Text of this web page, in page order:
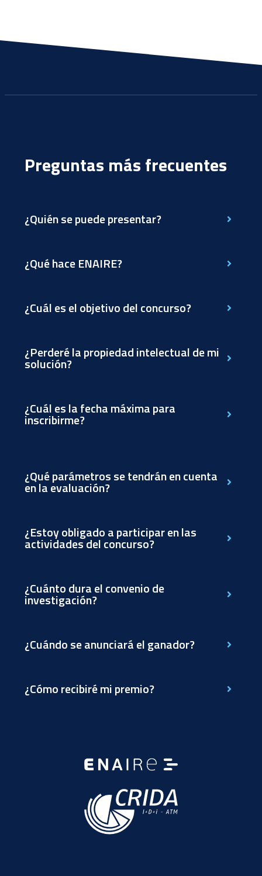
Preguntas más frecuentes
¿Quién se puede presentar?
¿Qué hace ENAIRE?
¿Cuál es el objetivo del concurso?
¿Perderé la propiedad intelectual de mi
solución?
¿Cuál es la fecha máxima para
inscribirme?
¿Qué parámetros se tendrán en cuenta
en la evaluación?
¿Estoy obligado a participar en las
actividades del concurso?
¿Cuánto dura el convenio de
investigación?
¿Cuándo se anunciará el ganador?
¿Cómo recibiré mi premio?